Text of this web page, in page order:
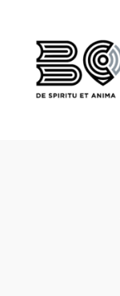
content